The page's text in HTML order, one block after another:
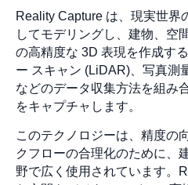
Reality Capture は、現実世界
してモデリングし、建物、空
の高精度な 3D 表現を作成す
ー スキャン (LiDAR)、写真測
などのデータ収集方法を組み
をキャプチャします。
このテクノロジーは、精度の
クフローの合理化のために、
野で広く使用されています。